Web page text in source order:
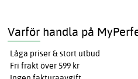
Varför handla på
Låga priser & stort utbud
Fri frakt över 599 kr